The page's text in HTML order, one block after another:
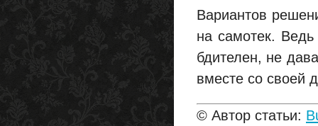
Вариантов
на самотек.
бдителен, не
вместе со своей
© Автор статьи: